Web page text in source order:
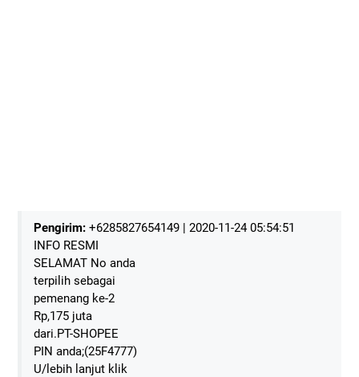
Pengirim: +6285827654149 | 2020-11-24 05:54:51
INFO RESMI
SELAMAT No anda
terpilih sebagai
pemenang ke-2
Rp,175 juta
dari.PT-SHOPEE
PIN anda;(25F4777)
U/lebih lanjut klik